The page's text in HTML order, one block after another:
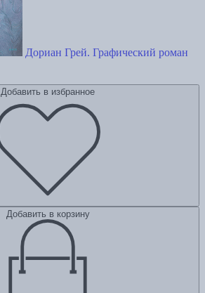
Дориан Грей. Графический роман
Добавить в избранное
Добавить в корзину